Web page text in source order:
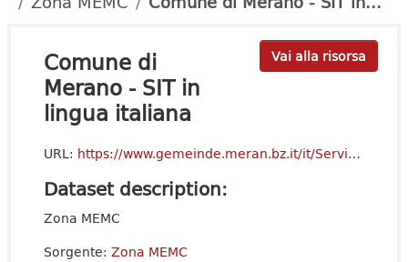
Vai alla risorsa
Comune di
Merano - SIT in
lingua italiana
URL: https://www.gemeinde.meran.bz.it/it/Servizi_al_cittadino/Servizi/Cartografia_-_SIT
Dataset description:
Zona MEMC
Sorgente: Zona MEMC